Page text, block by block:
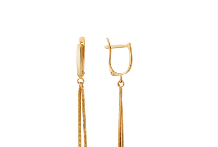
БЕЗ ПЕРЕПЛАТ
ГРАФИК ПЛАТЕЖЕЙ